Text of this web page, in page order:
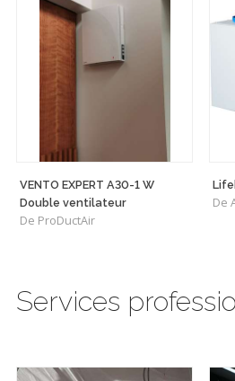
VENTO EXPERT A30-1 W
Double ventilateur
De ProDuctAir
De
Services